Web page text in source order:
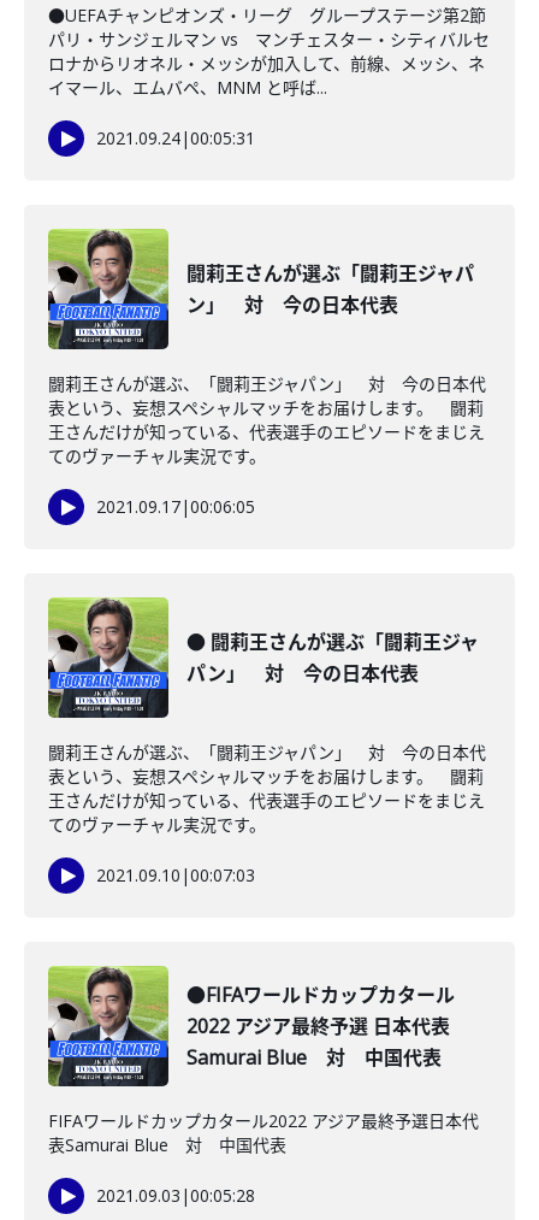
●UEFAチャンピオンズ・リーグ グループステージ第2節
パリ・サンジェルマン vs マンチェスター・シティバルセ
ロナからリオネル・メッシが加入して、前線、メッシ、ネ
イマール、エムバペ、MNM と呼ば...
2021.09.24|00:05:31
闘莉王さんが選ぶ「闘莉王ジャパ
ン」 対 今の日本代表
闘莉王さんが選ぶ、「闘莉王ジャパン」 対 今の日本代
表という、妄想スペシャルマッチをお届けします。 闘莉
王さんだけが知っている、代表選手のエピソードをまじえ
てのヴァーチャル実況です。
2021.09.17|00:06:05
● 闘莉王さんが選ぶ「闘莉王ジャ
パン」 対 今の日本代表
闘莉王さんが選ぶ、「闘莉王ジャパン」 対 今の日本代
表という、妄想スペシャルマッチをお届けします。 闘莉
王さんだけが知っている、代表選手のエピソードをまじえ
てのヴァーチャル実況です。
2021.09.10 |00:07:03
●FIFAワールドカップカタール
2022 アジア最終予選 日本代表
Samurai Blue 対 中国代表
FIFAワールドカップカタール2022 アジア最終予選日本代
表Samurai Blue 対 中国代表
2021.09.03 |00:05:28